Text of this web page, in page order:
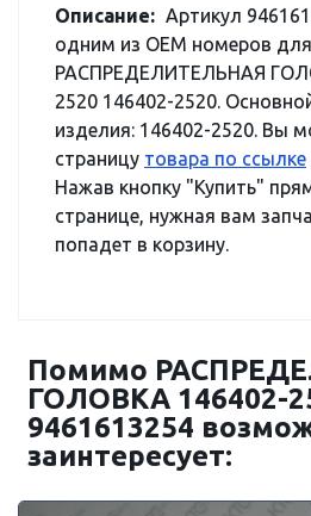
Описание: Артикул
одним из OEM номеров
РАСПРЕДЕЛИТЕЛЬНАЯ
2520 146402-2520.
изделия: 146402-2520. Вы
страницу товара по ссылке
Нажав кнопку "Купить"
странице, нужная вам
попадет в корзину.
Помимо
ГОЛОВКА 146402-
9461613254
заинтересует: